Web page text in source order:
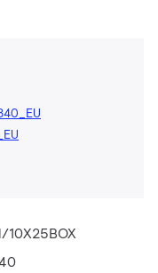
10X25BOX